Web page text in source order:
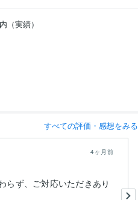
（実績）
すべての評価・感想をみる
4ヶ月前
らず、ご対応いただきあり